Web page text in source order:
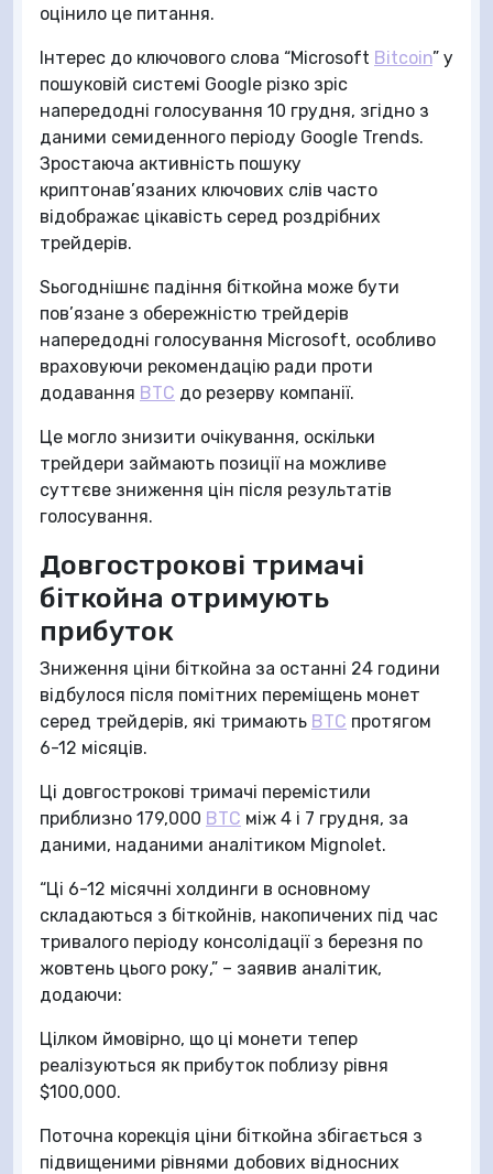
оцінило це питання.
Інтерес до ключового слова “Microsoft Bitcoin” у
пошуковій системі Google різко зріс
напередодні голосування 10 грудня, згідно з
даними семиденного періоду Google Trends.
Зростаюча активність пошуку
криптонав’язаних ключових слів часто
відображає цікавість серед роздрібних
трейдерів.
Sьогоднішнє падіння біткойна може бути
пов’язане з обережністю трейдерів
напередодні голосування Microsoft, особливо
враховуючи рекомендацію ради проти
додавання BTC до резерву компанії.
Це могло знизити очікування, оскільки
трейдери займають позиції на можливе
суттєве зниження цін після результатів
голосування.
Довгострокові тримачі
біткойна отримують
прибуток
Зниження ціни біткойна за останні 24 години
відбулося після помітних переміщень монет
серед трейдерів, які тримають BTC протягом
6-12 місяців.
Ці довгострокові тримачі перемістили
приблизно 179,000 BTC між 4 і 7 грудня, за
даними, наданими аналітиком Mignolet.
“Ці 6-12 місячні холдинги в основному
складаються з біткойнів, накопичених під час
тривалого періоду консолідації з березня по
жовтень цього року,” – заявив аналітик,
додаючи:
Цілком ймовірно, що ці монети тепер
реалізуються як прибуток поблизу рівня
$100,000.
Поточна корекція ціни біткойна збігається з
підвищеними рівнями добових відносних